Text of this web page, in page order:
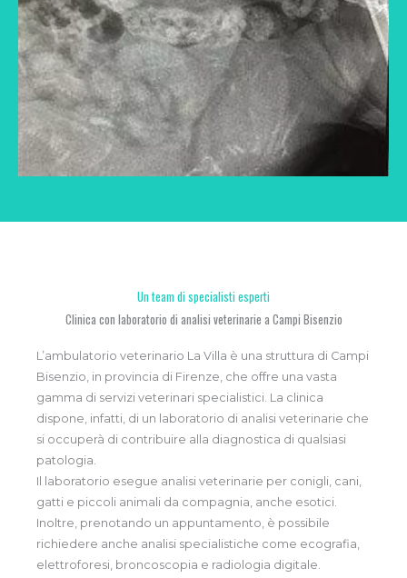
Un team di specialisti esperti
Clinica con laboratorio di analisi veterinarie a Campi Bisenzio
L’ambulatorio veterinario La Villa è una struttura di Campi
Bisenzio, in provincia di Firenze, che offre una vasta
gamma di servizi veterinari specialistici. La clinica
dispone, infatti, di un laboratorio di analisi veterinarie che
si occuperà di contribuire alla diagnostica di qualsiasi
patologia.
Il laboratorio esegue analisi veterinarie per conigli, cani,
gatti e piccoli animali da compagnia, anche esotici.
Inoltre, prenotando un appuntamento, è possibile
richiedere anche analisi specialistiche come ecografia,
elettroforesi, broncoscopia e radiologia digitale.